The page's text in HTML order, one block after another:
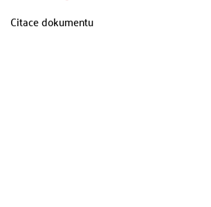
Citace dokumentu